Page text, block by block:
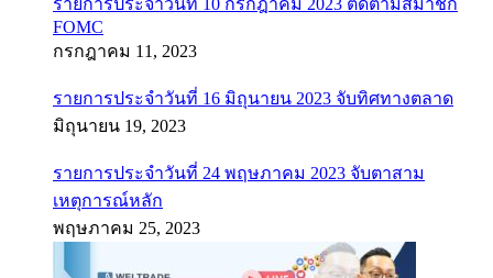
รายการประจำวันที่ 10 กรกฎาคม 2023 ติดตามสมาชิก
FOMC
กรกฎาคม 11, 2023
รายการประจำวันที่ 16 มิถุนายน 2023 จับทิศทางตลาด
มิถุนายน 19, 2023
รายการประจำวันที่ 24 พฤษภาคม 2023 จับตาสาม
เหตุการณ์หลัก
พฤษภาคม 25, 2023